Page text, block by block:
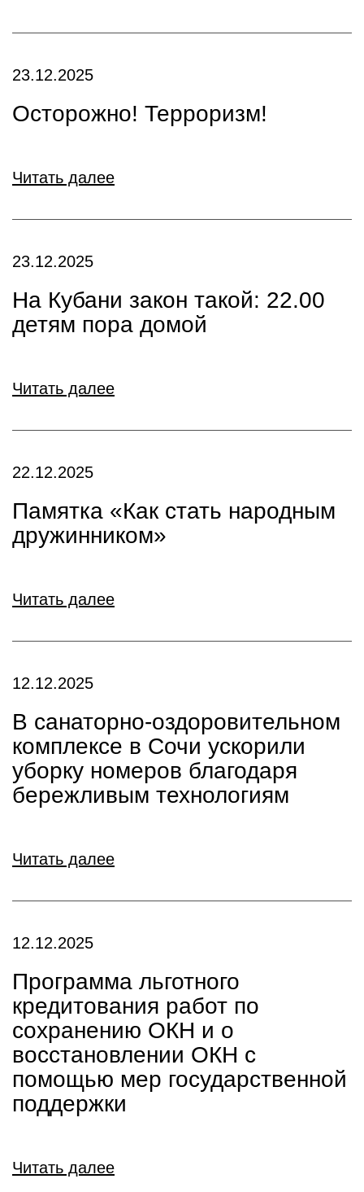
23.12.2025
Осторожно! Терроризм!
Читать далее
23.12.2025
На Кубани закон такой: 22.00
детям пора домой
Читать далее
22.12.2025
Памятка «Как стать народным
дружинником»
Читать далее
12.12.2025
В санаторно-оздоровительном
комплексе в Сочи ускорили
уборку номеров благодаря
бережливым технологиям
Читать далее
12.12.2025
Программа льготного
кредитования работ по
сохранению ОКН и о
восстановлении ОКН с
помощью мер государственной
поддержки
Читать далее